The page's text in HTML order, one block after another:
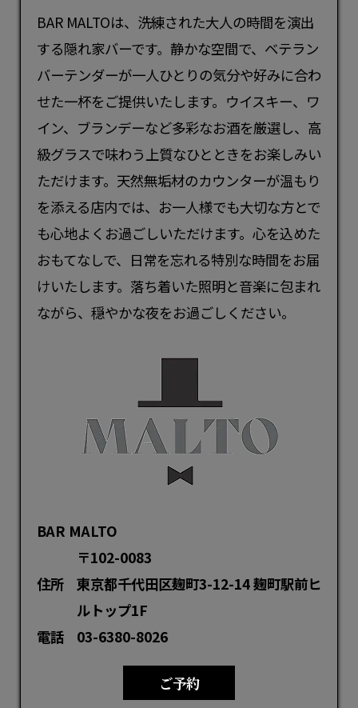
BAR MALTOは、洗練された大人の時間を演出
する隠れ家バーです。静かな空間で、ベテラン
バーテンダーが一人ひとりの気分や好みに合わ
せた一杯をご提供いたします。ウイスキー、ワ
イン、ブランデーなど多彩なお酒を厳選し、高
級グラスで味わう上質なひとときをお楽しみい
ただけます。天然無垢材のカウンターが温もり
を添える店内では、お一人様でも大切な方とで
も心地よくお過ごしいただけます。心を込めた
おもてなしで、日常を忘れる特別な時間をお届
けいたします。落ち着いた照明と音楽に包まれ
ながら、穏やかな夜をお過ごしください。
BAR MALTO
住所
〒102-0083
東京都千代田区麹町3-12-14 麹町駅前ヒ
ルトップ1F
電話
03-6380-8026
ご予約